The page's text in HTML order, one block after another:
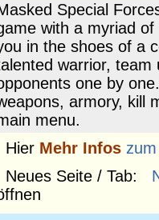
Special
with a myriad
in the shoes of a
warrior,
one by
armory, kill
menu.
Hier Mehr Infos
Neues Seite / Tab: